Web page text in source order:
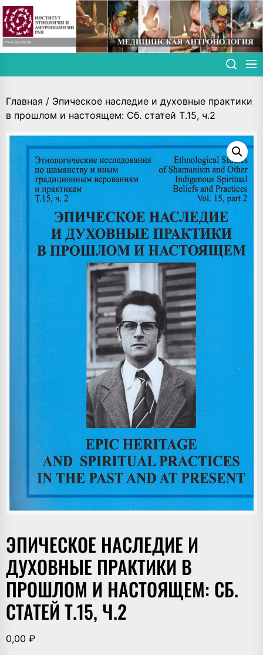
Skip
to
the
content
Главная / Эпическое наследие и духовные практики
в прошлом и настоящем: Сб. статей Т.15, ч.2
ЭПИЧЕСКОЕ НАСЛЕДИЕ И
ДУХОВНЫЕ ПРАКТИКИ В
ПРОШЛОМ И НАСТОЯЩЕМ: СБ.
СТАТЕЙ Т.15, Ч.2
0,00 ₽